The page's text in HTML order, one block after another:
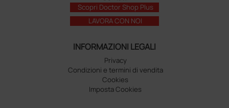
Scopri Doctor Shop Plus
LAVORA CON NOI
INFORMAZIONI LEGALI
Privacy
Condizioni e termini di vendita
Cookies
Imposta Cookies